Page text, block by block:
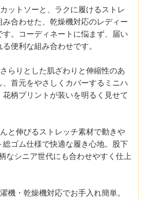
ットソーと、ラクに履けるストレ
み合わせた、乾燥機対応のレディー
す。コーディネートに悩まず、届い
便利な組み合わせです。
らりとした肌ざわりと伸縮性のあ
、首元をやさしくカバーするミニハ
花柄プリントが装いを明るく見せて
と伸びるストレッチ素材で動きや
総ゴム仕様で快適な履き心地。股下
なシニア世代にも合わせやすく仕上
機・乾燥機対応でお手入れ簡単。